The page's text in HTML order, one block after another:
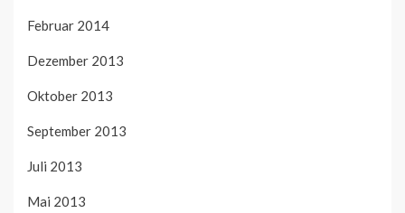
Februar 2014
Dezember 2013
Oktober 2013
September 2013
Juli 2013
Mai 2013